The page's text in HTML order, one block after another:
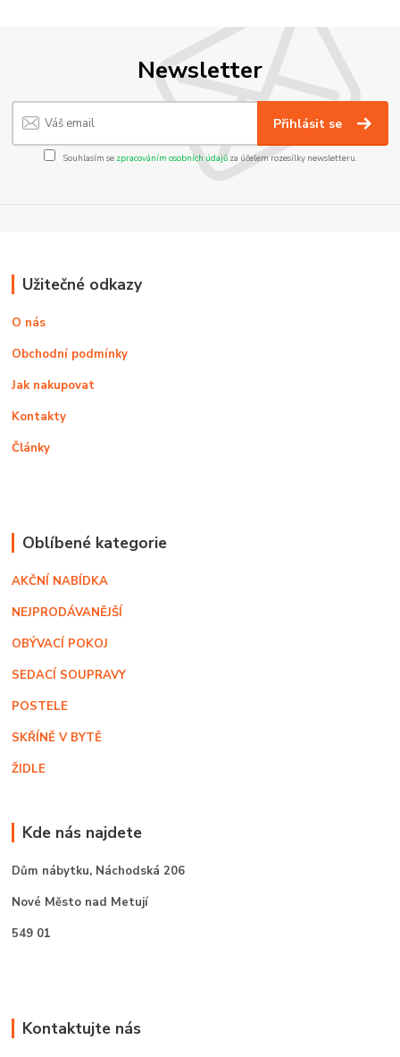
Newsletter
Přihlásit se
Souhlasím se zpracováním osobních údajůza účelem rozesílky newsletteru.
Užitečné odkazy
O nás
Obchodní podmínky
Jak nakupovat
Kontakty
Články
Oblíbené kategorie
AKČNÍ NABÍDKA
NEJPRODÁVANĚJŠÍ
OBÝVACÍ POKOJ
SEDACÍ SOUPRAVY
POSTELE
SKŘÍNĚ V BYTĚ
ŽIDLE
Kde nás najdete
Dům nábytku, Náchodská 206
Nové Město nad Metují
549 01
Kontaktujte nás